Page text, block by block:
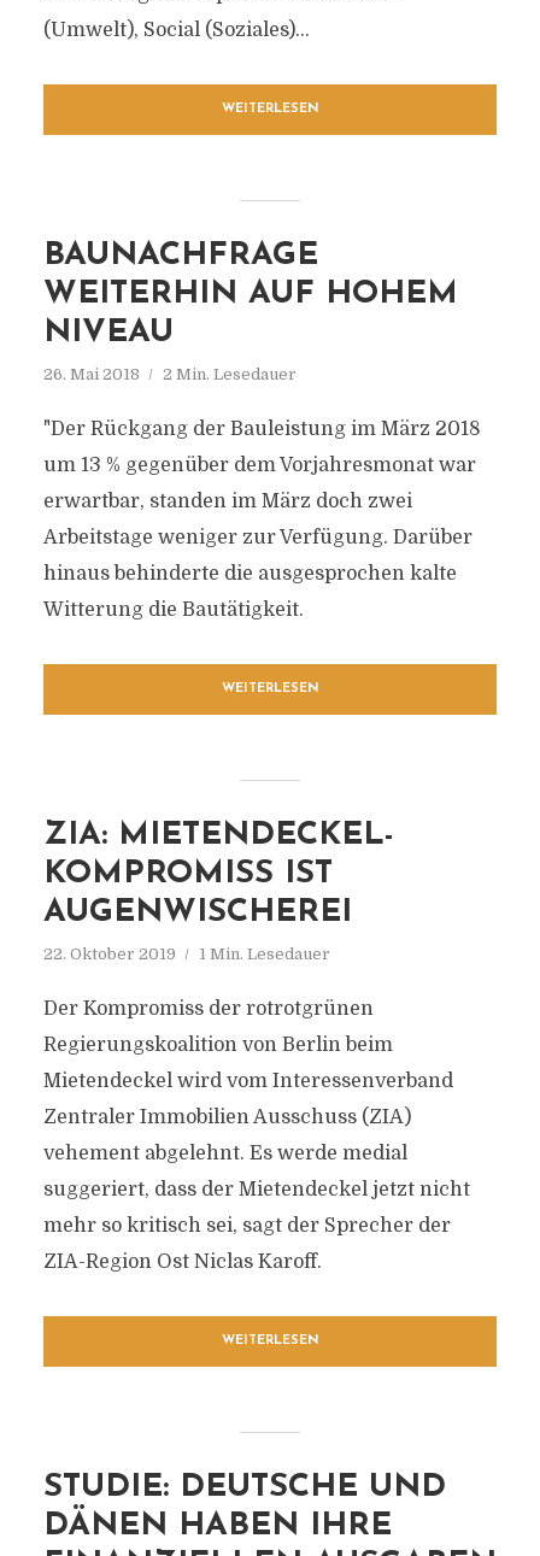
(Umwelt), Social (Soziales)...
WEITERLESEN
BAUNACHFRAGE
WEITERHIN AUF HOHEM
NIVEAU
26. Mai 2018 2 Min. Lesedauer
"Der Rückgang der Bauleistung im März 2018
um 13 % gegenüber dem Vorjahresmonat war
erwartbar, standen im März doch zwei
Arbeitstage weniger zur Verfügung. Darüber
hinaus behinderte die ausgesprochen kalte
Witterung die Bautätigkeit.
WEITERLESEN
ZIA: MIETENDECKEL-
KOMPROMISS IST
AUGENWISCHEREI
22. Oktober 2019 1 Min. Lesedauer
Der Kompromiss der rotrotgrünen
Regierungskoalition von Berlin beim
Mietendeckel wird vom Interessenverband
Zentraler Immobilien Ausschuss (ZIA)
vehement abgelehnt. Es werde medial
suggeriert, dass der Mietendeckel jetzt nicht
mehr so kritisch sei, sagt der Sprecher der
ZIA-Region Ost Niclas Karoff.
WEITERLESEN
STUDIE: DEUTSCHE UND
DÄNEN HABEN IHRE